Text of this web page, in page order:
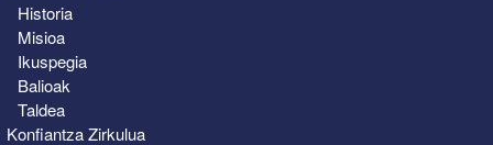
Historia
Misioa
Ikuspegia
Balioak
Taldea
Konfiantza Zirkulua